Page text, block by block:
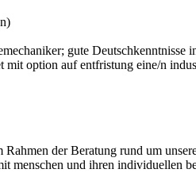
gute Deutschkenntnisse
option auf entfristung eine/n
der Beratung rund um
menschen und ihren individuellen